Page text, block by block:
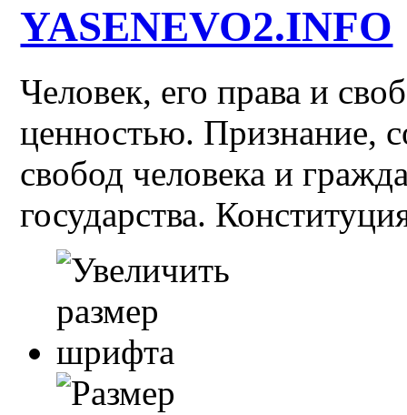
YASENEVO2.INFO
Человек, его права и
ценностью. Признание,
свобод человека и
государства.